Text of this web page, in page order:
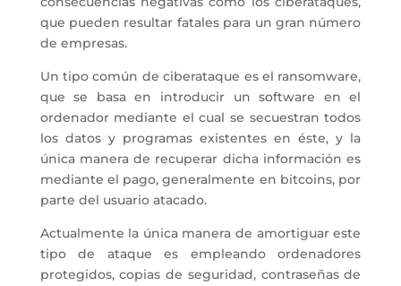
que pueden resultar fatales para un gran número
de empresas.
Un tipo común de ciberataque es el ransomware,
que se basa en introducir un software en el
ordenador mediante el cual se secuestran todos
los datos y programas existentes en éste, y la
única manera de recuperar dicha información es
mediante el pago, generalmente en bitcoins, por
parte del usuario atacado.
Actualmente la única manera de amortiguar este
tipo de ataque es empleando ordenadores
protegidos, copias de seguridad, contraseñas de